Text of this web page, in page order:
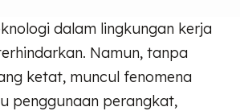
dalam lingkungan kerja
Namun, tanpa
ketat, muncul fenomena
penggunaan perangkat,